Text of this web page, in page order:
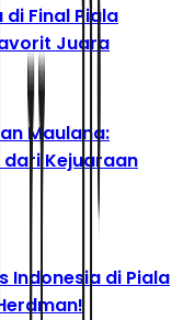
Final Piala
Juara
Maulana:
dari Kejuaraan
Indonesia di Piala